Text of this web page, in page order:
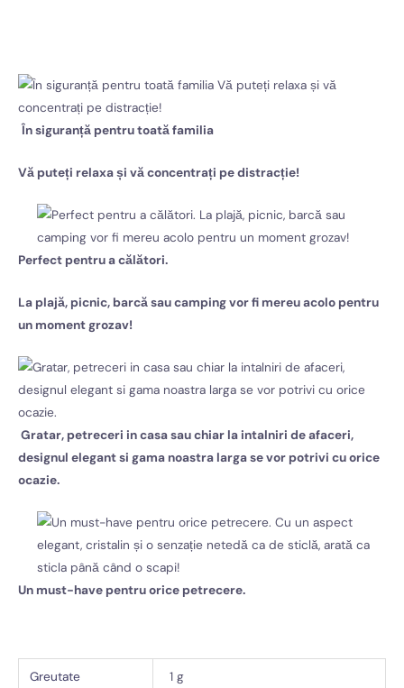
În siguranță pentru toată familia
Vă puteți relaxa și vă concentrați pe distracție!
Perfect pentru a călători.
La plajă, picnic, barcă sau camping vor fi mereu acolo pentru
un moment grozav!
Gratar, petreceri in casa sau chiar la intalniri de afaceri,
designul elegant si gama noastra larga se vor potrivi cu orice
ocazie.
Un must-have pentru orice petrecere.
Greutate 1 g